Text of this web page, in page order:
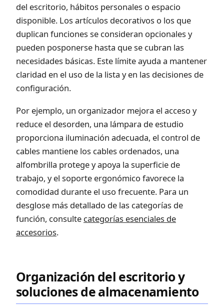
del escritorio, hábitos personales o espacio
disponible. Los artículos decorativos o los que
duplican funciones se consideran opcionales y
pueden posponerse hasta que se cubran las
necesidades básicas. Este límite ayuda a mantener
claridad en el uso de la lista y en las decisiones de
configuración.
Por ejemplo, un organizador mejora el acceso y
reduce el desorden, una lámpara de estudio
proporciona iluminación adecuada, el control de
cables mantiene los cables ordenados, una
alfombrilla protege y apoya la superficie de
trabajo, y el soporte ergonómico favorece la
comodidad durante el uso frecuente. Para un
desglose más detallado de las categorías de
función, consulte categorías esenciales de
accesorios.
Organización del escritorio y
soluciones de almacenamiento